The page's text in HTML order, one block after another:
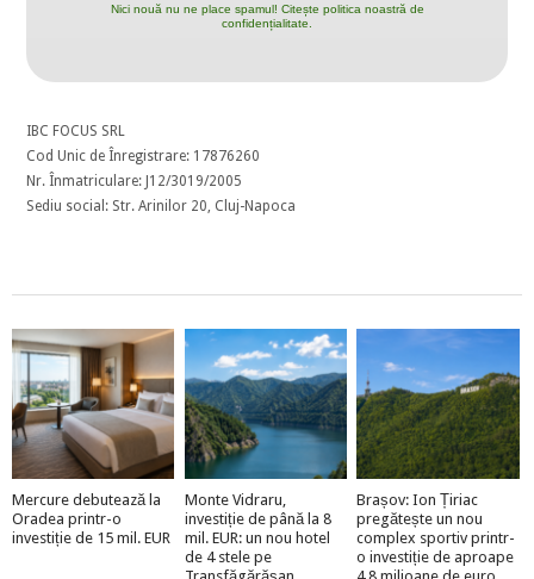
Nici nouă nu ne place spamul! Citește politica noastră de
confidențialitate.
IBC FOCUS SRL
Cod Unic de Înregistrare: 17876260
Nr. Înmatriculare: J12/3019/2005
Sediu social: Str. Arinilor 20, Cluj-Napoca
Mercure debutează la
Oradea printr-o
investiție de 15 mil. EUR
Monte Vidraru,
investiție de până la 8
mil. EUR: un nou hotel
de 4 stele pe
Brașov: Ion Țiriac
pregătește un nou
complex sportiv printr-
o investiție de aproape